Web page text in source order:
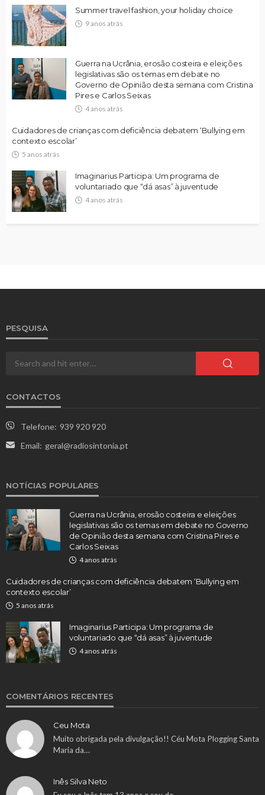
Summer travel fashion, your holiday choice
9 anos atrás
Guerra na Ucrânia, erosão costeira e eleições
legislativas são os temas em debate no
Governo de Opinião desta semana com Cristina
Pires e Carlos Seixas
4 anos atrás
Cuidadores de crianças com deficiência debatem ‘Bullying em
contexto escolar’
5 anos atrás
Imaginarius Participa: Um programa de
voluntariado que “dá asas” à juventude
4 anos atrás
PESQUISA
CONTACTOS
Telefone: 939 920 920
Email: geral@radiosintonia.pt
NOTÍCIAS POPULARES
Guerra na Ucrânia, erosão costeira e eleições
legislativas são os temas em debate no Governo
de Opinião desta semana com Cristina Pires e
Carlos Seixas
4 anos atrás
Cuidadores de crianças com deficiência debatem ‘Bullying em
contexto escolar’
5 anos atrás
Imaginarius Participa: Um programa de
voluntariado que “dá asas” à juventude
4 anos atrás
COMENTÁRIOS RECENTES
Ceu Mota
Muito obrigada pela divulgação!! Céu Mota Plogging Santa
Maria da…
Inês Silva Neto